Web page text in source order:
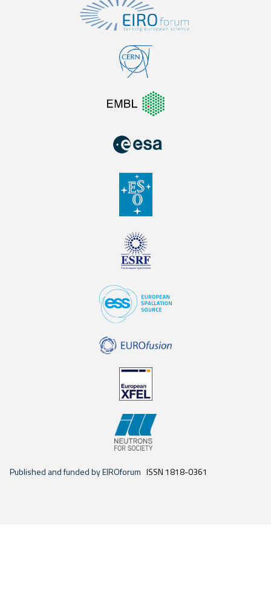
Published and funded by EIROforum ISSN 1818-0361